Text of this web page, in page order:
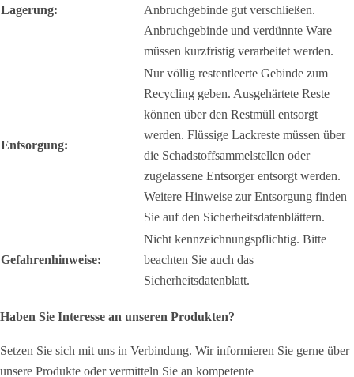
Lagerung:
Anbruchgebinde gut verschließen.
Anbruchgebinde und verdünnte Ware
müssen kurzfristig verarbeitet werden.
Entsorgung:
Nur völlig restentleerte Gebinde zum
Recycling geben. Ausgehärtete Reste
können über den Restmüll entsorgt
werden. Flüssige Lackreste müssen über
die Schadstoffsammelstellen oder
zugelassene Entsorger entsorgt werden.
Weitere Hinweise zur Entsorgung finden
Sie auf den Sicherheitsdatenblättern.
Gefahrenhinweise:
Nicht kennzeichnungspflichtig. Bitte
beachten Sie auch das
Sicherheitsdatenblatt.
Haben Sie Interesse an unseren Produkten?
Setzen Sie sich mit uns in Verbindung. Wir informieren Sie gerne über
unsere Produkte oder vermitteln Sie an kompetente